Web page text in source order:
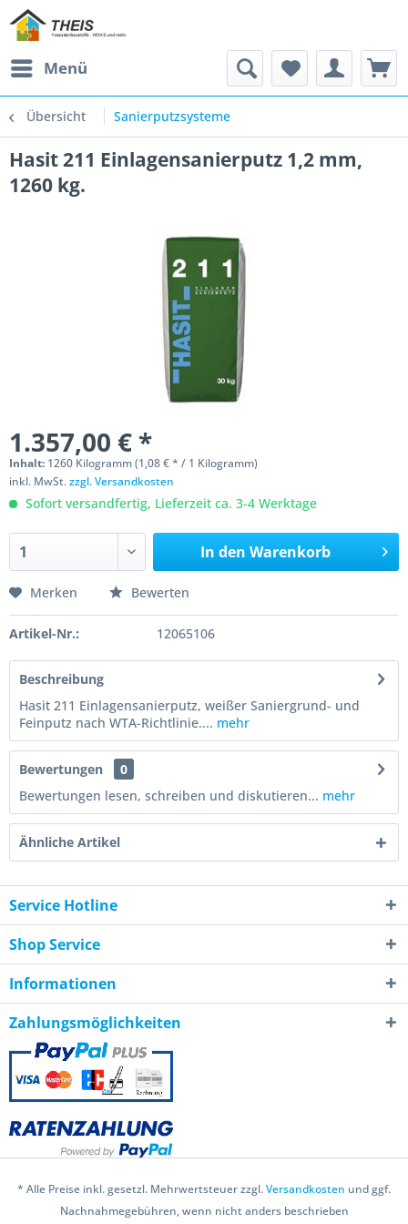
Menü
Übersicht Sanierputzsysteme
Hasit 211 Einlagensanierputz 1,2 mm,
1260 kg.
1.357,00 € *
Inhalt: 1260 Kilogramm (1,08 € * / 1 Kilogramm)
inkl. MwSt.zzgl. Versandkosten
Sofort versandfertig, Lieferzeit ca. 3-4 Werktage
In den Warenkorb
Merken Bewerten
Artikel-Nr.: 12065106
Beschreibung
Hasit 211 Einlagensanierputz, weißer Saniergrund- und
Feinputz nach WTA-Richtlinie.... mehr
Bewertungen
0
Bewertungen lesen, schreiben und diskutieren... mehr
Ähnliche Artikel
Service Hotline
Shop Service
Informationen
Zahlungsmöglichkeiten
* Alle Preise inkl. gesetzl. Mehrwertsteuer zzgl.Versandkosten und ggf.
Nachnahmegebühren, wenn nicht anders beschrieben